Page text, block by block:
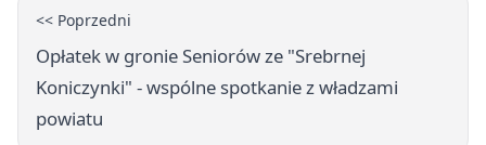
<< Poprzedni
Opłatek w gronie Seniorów ze "Srebrnej
Koniczynki" - wspólne spotkanie z władzami
powiatu